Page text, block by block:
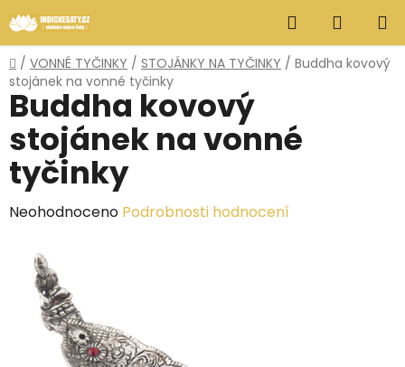
na
obsah
Hledat
KOŠÍK
Domů
/ VONNÉ TYČINKY / STOJÁNKY NA TYČINKY / Buddha kovový
stojánek na vonné tyčinky
Buddha kovový
stojánek na vonné
tyčinky
Průměrné
produktu
Neohodnoceno Podrobnosti hodnocení